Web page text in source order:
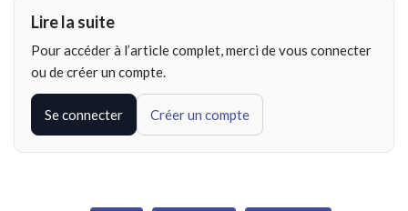
Lire la suite
Pour accéder à l’article complet, merci de vous connecter
ou de créer un compte.
Se connecter Créer un compte